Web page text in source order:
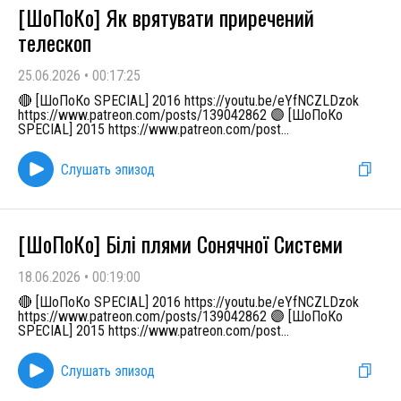
[ШоПоКо] Як врятувати приречений
телескоп
25.06.2026 • 00:17:25
🔴 [ШоПоКо SPECIAL] 2016 https://youtu.be/eYfNCZLDzok
https://www.patreon.com/posts/139042862 🟣 [ШоПоКо
SPECIAL] 2015 https://www.patreon.com/post...
Слушать эпизод
[ШоПоКо] Білі плями Сонячної Системи
18.06.2026 • 00:19:00
🔴 [ШоПоКо SPECIAL] 2016 https://youtu.be/eYfNCZLDzok
https://www.patreon.com/posts/139042862 🟣 [ШоПоКо
SPECIAL] 2015 https://www.patreon.com/post...
Слушать эпизод